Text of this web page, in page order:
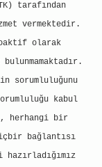
tarafından
vermektedir.
olarak
sorumluluğunu
kabul
herhangi bir
bağlantısı